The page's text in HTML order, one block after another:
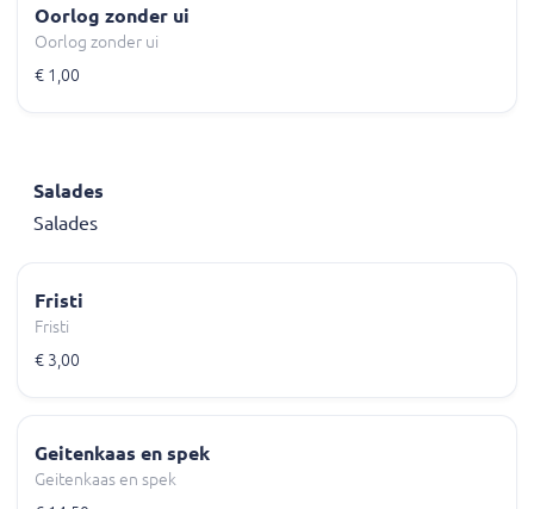
Oorlog zonder ui
Oorlog zonder ui
€ 1,00
Salades
Salades
Fristi
Fristi
€ 3,00
Geitenkaas en spek
Geitenkaas en spek